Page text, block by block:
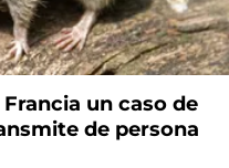
un caso de
de persona